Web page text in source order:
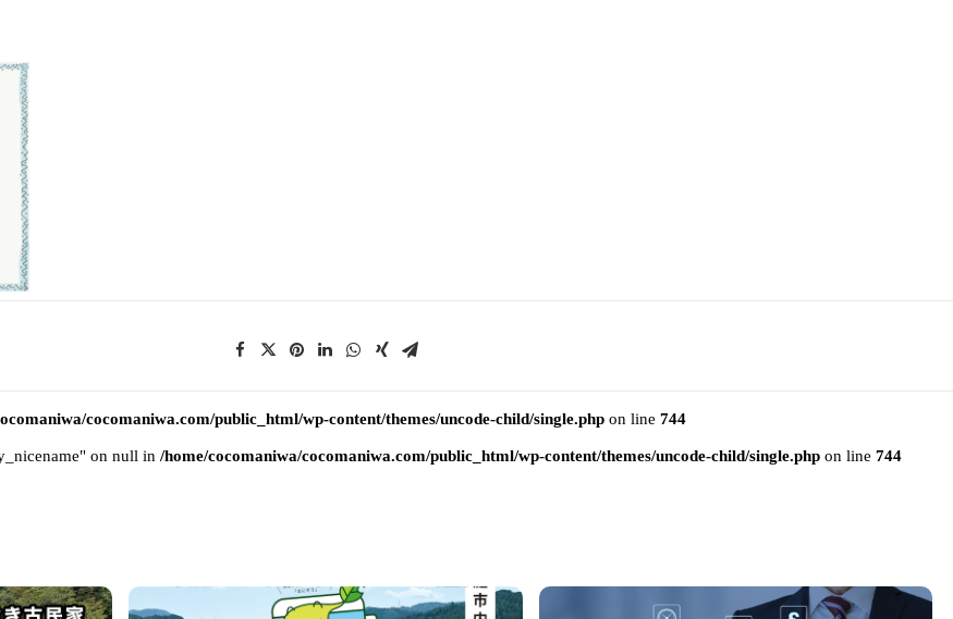
cocomaniwa.com/public_html/wp-content/themes/uncode-child/single.phpon line 744
on null in /home/cocomaniwa/cocomaniwa.com/public_html/wp-content/themes/uncode-child/single.phpon line 744